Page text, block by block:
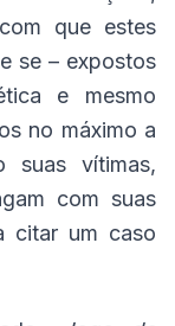
que estes
se – expostos
e mesmo
no máximo a
suas vítimas,
com suas
citar um caso